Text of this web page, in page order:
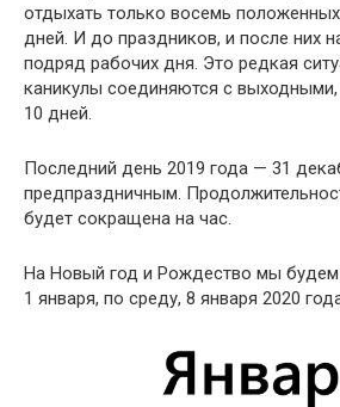
отдыхать только восемь
дней. И до праздников, и после них
подряд рабочих дня. Это редкая
каникулы соединяются с
10 дней.
Последний день 2019 года — 31
предпраздничным.
будет сокращена на час.
На Новый год и Рождество мы
1 января, по среду, 8 января 2020